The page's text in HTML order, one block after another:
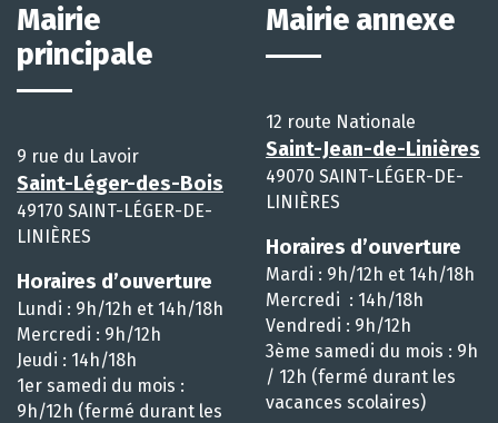
Mairie
principale
9 rue du Lavoir
Saint-Léger-des-Bois
49170 SAINT-LÉGER-DE-
LINIÈRES
Horaires d’ouverture
Lundi : 9h/12h et 14h/18h
Mercredi : 9h/12h
Jeudi : 14h/18h
1er samedi du mois :
9h/12h (fermé durant les
Mairie annexe
12 route Nationale
Saint-Jean-de-Linières
49070 SAINT-LÉGER-DE-
LINIÈRES
Horaires d’ouverture
Mardi : 9h/12h et 14h/18h
Mercredi : 14h/18h
Vendredi : 9h/12h
3ème samedi du mois : 9h
/ 12h (fermé durant les
vacances scolaires)